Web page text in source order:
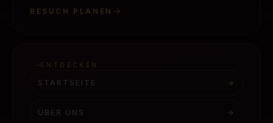
BESUCH PLANEN
ENTDECKEN
STARTSEITE →
ÜBER UNS →